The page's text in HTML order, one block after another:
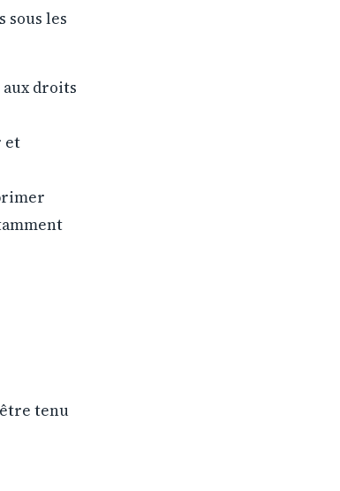
sous les
droits
et
tenu